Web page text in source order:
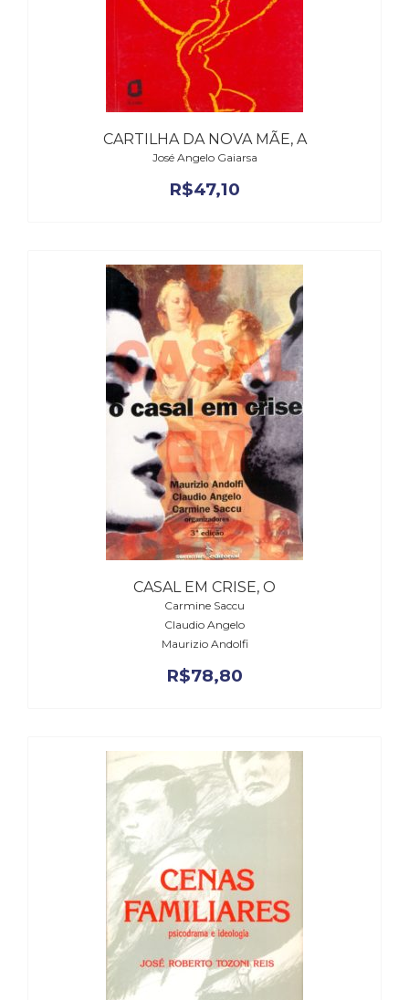
CARTILHA DA NOVA MÃE, A
José Angelo Gaiarsa
R$47,10
CASAL EM CRISE, O
Carmine Saccu
Claudio Angelo
Maurizio Andolfi
R$78,80